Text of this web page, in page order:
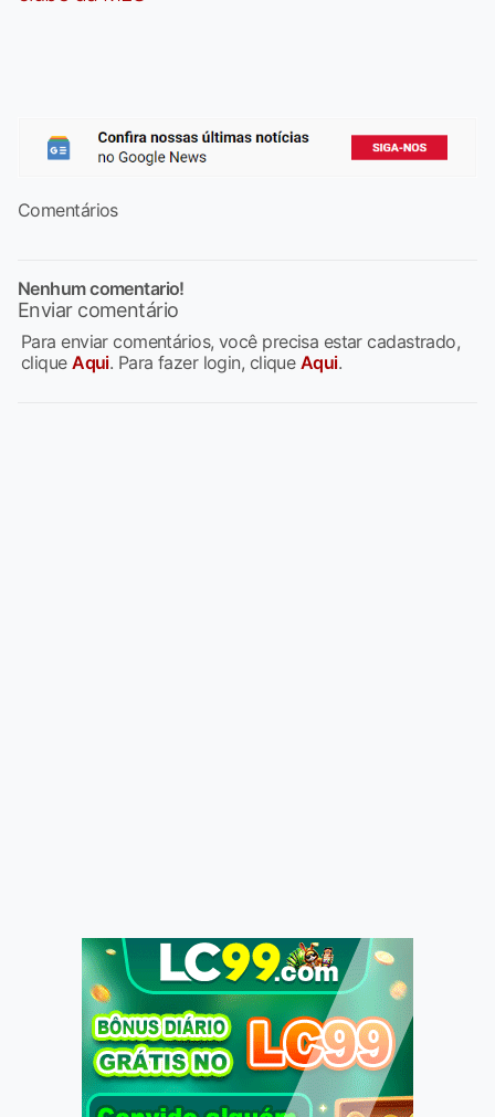
Comentários
Nenhum comentario!
Enviar comentário
Para enviar comentários, você precisa estar cadastrado,
cliqueAqui. Para fazer login, clique Aqui.